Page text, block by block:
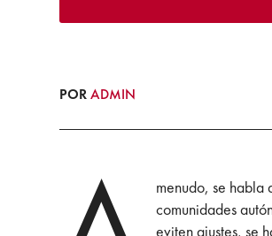
PORADMIN
menudo, se habla
comunidades
eviten ajustes, se